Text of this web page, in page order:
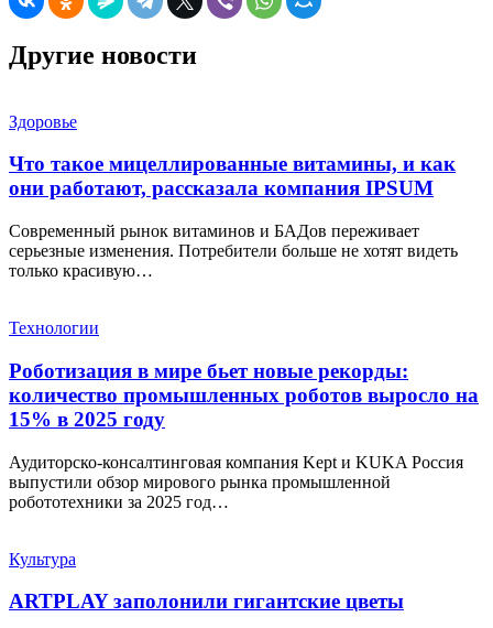
Другие новости
Здоровье
Что такое мицеллированные витамины, и как
они работают, рассказала компания IPSUM
Современный рынок витаминов и БАДов переживает
серьезные изменения. Потребители больше не хотят видеть
только красивую…
Технологии
Роботизация в мире бьет новые рекорды:
количество промышленных роботов выросло на
15% в 2025 году
Аудиторско-консалтинговая компания Kept и KUKA Россия
выпустили обзор мирового рынка промышленной
робототехники за 2025 год…
Культура
ARTPLAY заполонили гигантские цветы